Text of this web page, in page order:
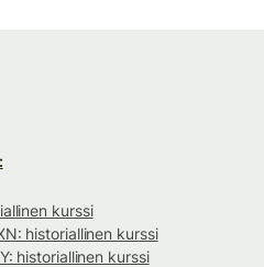
kurssi
historiallinen kurssi
historiallinen kurssi